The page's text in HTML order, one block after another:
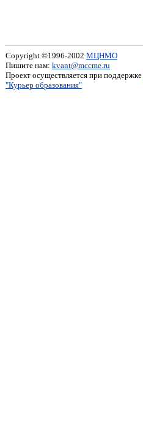
Copyright ©1996-2002 МЦНМО
Пишите нам: kvant@mccme.ru
Проект осуществляется при поддержке
"Курьер образования"